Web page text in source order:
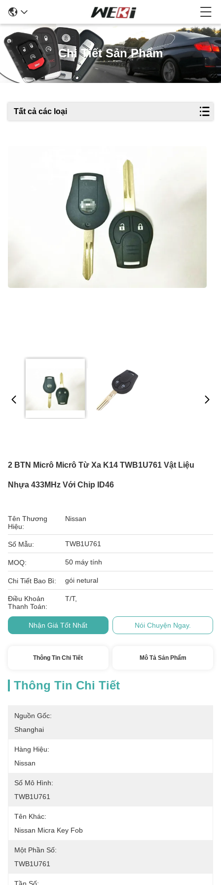
Chi Tiết Sản Phẩm
Tất cả các loại
2 BTN Micrô Micrô Từ Xa K14 TWB1U761 Vật Liệu
Nhựa 433MHz Với Chip ID46
Tên Thương
Hiệu:
Nissan
Số Mẫu: TWB1U761
MOQ: 50 máy tính
Chi Tiết Bao Bì: gói netural
Điều Khoản
Thanh Toán:
T/T,
Nhận Giá Tốt Nhất Nói Chuyện Ngay.
Thông Tin Chi Tiết Mô Tả Sản Phẩm
Thông Tin Chi Tiết
Nguồn Gốc:
Shanghai
Hàng Hiệu:
Nissan
Số Mô Hình:
TWB1U761
Tên Khác:
Nissan Micra Key Fob
Một Phần Số:
TWB1U761